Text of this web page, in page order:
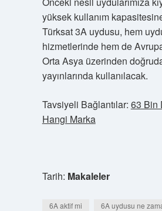
yüksek kullanım
Türksat 3A uydusu, hem
hizmetlerinde hem de
Orta Asya üzerinden
yayınlarında kullanılacak.
Tavsiyeli Bağlantılar: 63 Bin
Hangi Marka
Tarih: Makaleler
6A aktif mi 6A uydusu ne